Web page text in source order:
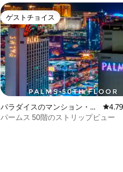
ゲストチョイス
ゲストチョイス
パラダイスのマンション・ア
パート
レビ
パームス 50階のストリップビュー